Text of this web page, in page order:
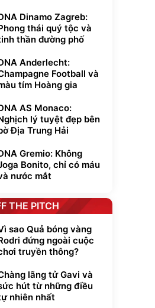
Dinamo Zagreb:
thái quý tộc và
thần đường phố
Anderlecht:
Football và
tím Hoàng gia
AS Monaco:
lý tuyệt đẹp bên
Địa Trung Hải
Gremio: Không
Bonito, chỉ có máu
nước mắt
THE PITCH
sao Quả bóng vàng
đứng ngoài cuộc
truyền thông?
lãng tử Gavi và
hút từ những điều
nhiên nhất